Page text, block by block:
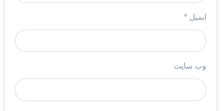
ایمیل *
وب‌ سایت